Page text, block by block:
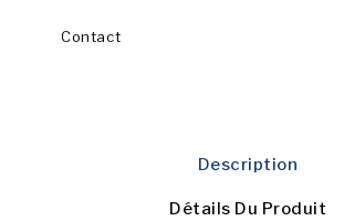
Contact
Description
Détails Du Produit